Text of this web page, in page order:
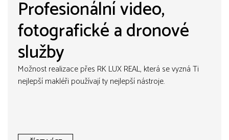
Profesionální video,
fotografické a dronové
služby
Možnost realizace přes RK LUX REAL, která se vyzná Ti
nejlepší makléři používají ty nejlepší nástroje.